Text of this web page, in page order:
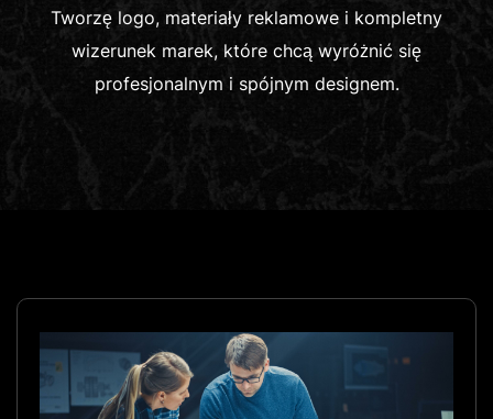
Tworzę logo, materiały reklamowe i kompletny
wizerunek marek, które chcą wyróżnić się
profesjonalnym i spójnym designem.